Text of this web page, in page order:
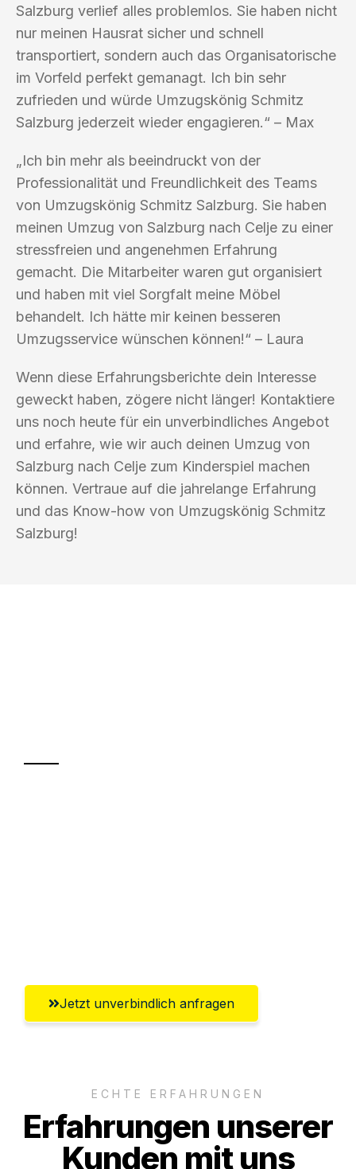
Salzburg verlief alles problemlos. Sie haben nicht
nur meinen Hausrat sicher und schnell
transportiert, sondern auch das Organisatorische
im Vorfeld perfekt gemanagt. Ich bin sehr
zufrieden und würde Umzugskönig Schmitz
Salzburg jederzeit wieder engagieren.“ – Max
„Ich bin mehr als beeindruckt von der
Professionalität und Freundlichkeit des Teams
von Umzugskönig Schmitz Salzburg. Sie haben
meinen Umzug von Salzburg nach Celje zu einer
stressfreien und angenehmen Erfahrung
gemacht. Die Mitarbeiter waren gut organisiert
und haben mit viel Sorgfalt meine Möbel
behandelt. Ich hätte mir keinen besseren
Umzugsservice wünschen können!“ – Laura
Wenn diese Erfahrungsberichte dein Interesse
geweckt haben, zögere nicht länger! Kontaktiere
uns noch heute für ein unverbindliches Angebot
und erfahre, wie wir auch deinen Umzug von
Salzburg nach Celje zum Kinderspiel machen
können. Vertraue auf die jahrelange Erfahrung
und das Know-how von Umzugskönig Schmitz
Salzburg!
Jetzt unverbindlich anfragen
ECHTE ERFAHRUNGEN
Erfahrungen unserer
Kunden mit uns